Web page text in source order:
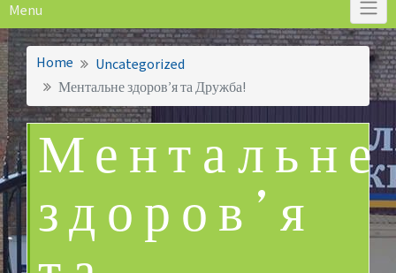
Menu
Home
Uncategorized
Ментальне здоров’я та Дружба!
Ментальне
здоров’я